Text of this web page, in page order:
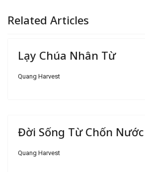
Related Articles
Lạy Chúa Nhân Từ
Quang Harvest
Đời Sống Từ Chốn
Quang Harvest